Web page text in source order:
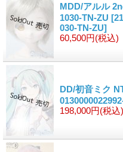
MDD/アルル
1030-TN-ZU
030-TN-ZU]
60,500円(税込)
DD/初音ミク
198,000円(税込)